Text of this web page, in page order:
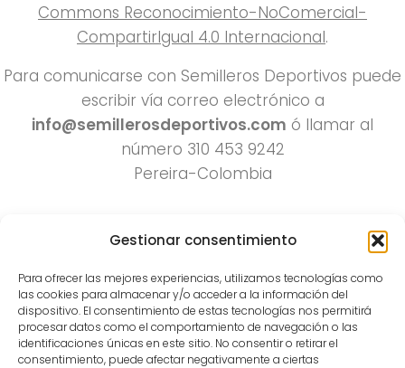
Gestionar consentimiento
Para ofrecer las mejores experiencias, utilizamos tecnologías como
las cookies para almacenar y/o acceder a la información del
dispositivo. El consentimiento de estas tecnologías nos permitirá
procesar datos como el comportamiento de navegación o las
identificaciones únicas en este sitio. No consentir o retirar el
consentimiento, puede afectar negativamente a ciertas
Commons Reconocimiento-NoComercial-
CompartirIgual 4.0 Internacional.
Para comunicarse con Semilleros Deportivos puede
escribir vía correo electrónico a
info@semillerosdeportivos.com ó llamar al
número 310 453 9242
Pereira-Colombia
Todos los derechos reservados 2022.